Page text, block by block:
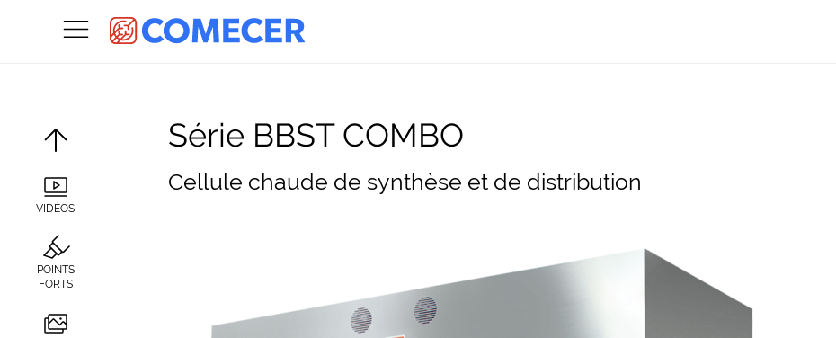
VIDÉOS
POINTS
FORTS
Série BBST COMBO
Cellule chaude de synthèse et de distribution